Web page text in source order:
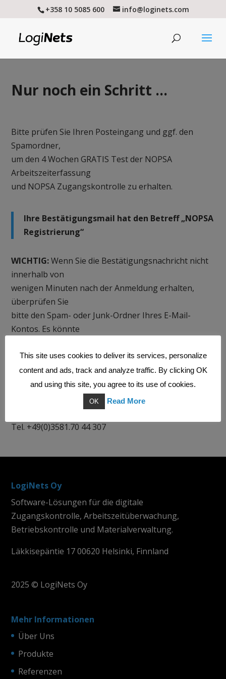
+358 10 5085 600 info@loginets.com
Nur noch ein Schritt …
Bitte prüfen Sie Ihren Posteingang und ggf. den
Spamordner,
um den 4 Wochen GRATIS Test der NOPSA
Arbeitszeiterfassung
und NOPSA Zugangskontrolle zu erhalten.
Ihre Bestätigungsmail hat den Betreff „NOPSA
Registrierung“
WICHTIG:Wenn Sie die Bestätigungsnachricht nicht
innerhalb von
wenigen Minuten nach der Anmeldung erhalten,
überprüfen Sie
bitte den Spam- oder Junk-Ordner Ihres E-Mail-
Kontos. Es könnte
Posteingangs
ausgeliefert wurde.
Bei Rückfragen erreichen Sie uns unter:
Tel. +49(0)3581.70 44 307
LogiNets Oy
Software-Lösungen für die digitale
Zugangskontrolle, Arbeitszeitüberwachung,
Betriebskontrolle und Materialverwaltung.
Läkkisepäntie 17 00620 Helsinki, Finnland
2025 © LogiNets Oy
Mehr Informationen
Über Uns
Produkte
Referenzen
This site uses cookies to deliver its services, personalize
content and ads, track and analyze traffic. By clicking OK
and using this site, you agree to its use of cookies.
OK Read More